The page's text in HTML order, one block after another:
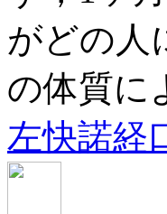
がどの人
の体質に
左快諾経